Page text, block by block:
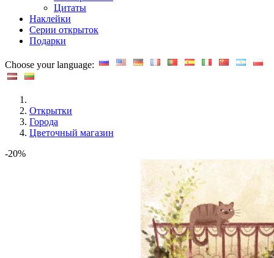
Цитаты
Наклейки
Серии открыток
Подарки
Choose your language:
Открытки
Города
Цветочный магазин
-20%